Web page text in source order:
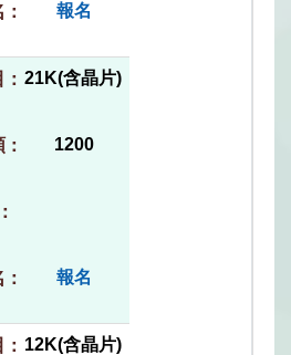
報名
21K(含晶片)
1200
報名
12K(含晶片)